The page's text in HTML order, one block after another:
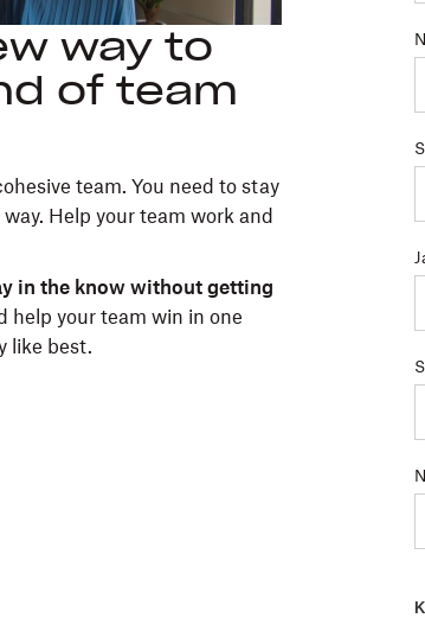
way to
of team
team. You need to stay
Help your team work and
in the know without getting
help your team win in one
like best.